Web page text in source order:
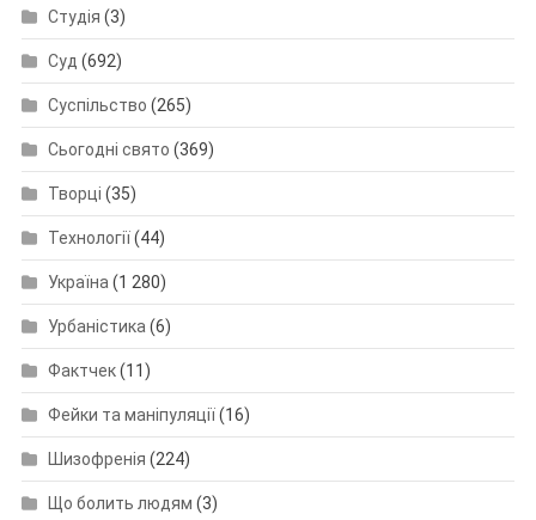
Студія (3)
Суд (692)
Суспільство (265)
Сьогодні свято (369)
Творці (35)
Технології(44)
Україна (1 280)
Урбаністика (6)
Фактчек(11)
Фейки та маніпуляції(16)
Шизофренія (224)
Що болить людям (3)